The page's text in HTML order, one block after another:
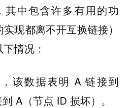
其中包含许多有用的功
现都离不开互换链接）
情况：
该数据表明 A 链接到
A（节点 ID 损坏）。